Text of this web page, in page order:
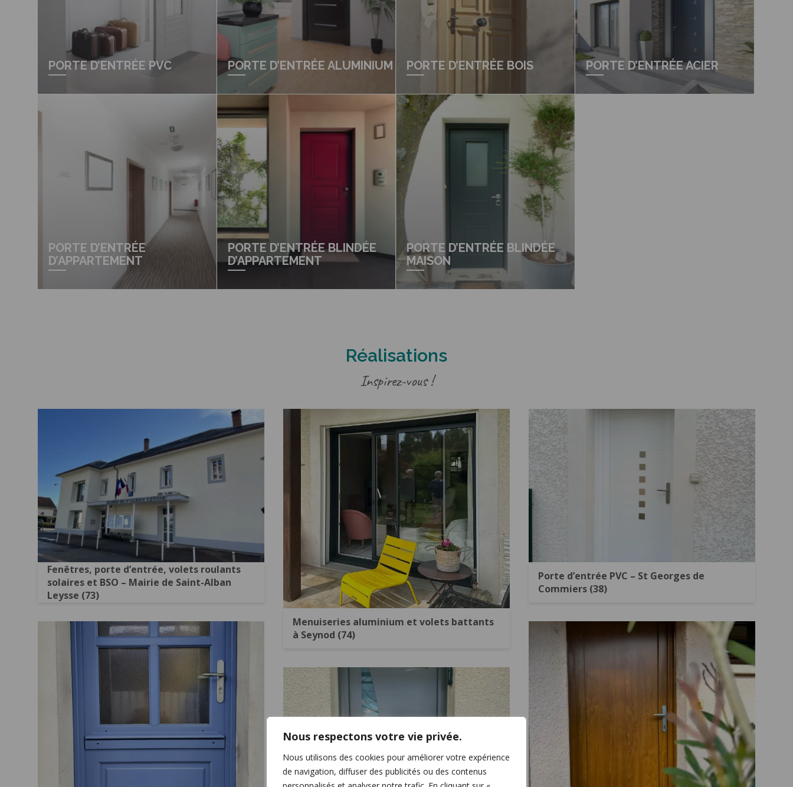
Nous respectons votre vie privée.
Nous utilisons des cookies pour améliorer votre expérience
de navigation, diffuser des publicités ou des contenus
PORTE D’ENTRÉE PVC PORTE D’ENTRÉE ALUMINIUM PORTE D’ENTRÉE BOIS PORTE D’ENTRÉE ACIER
PORTE D’ENTRÉE
D’APPARTEMENT
PORTE D’ENTRÉE BLINDÉE
D’APPARTEMENT
PORTE D’ENTRÉE BLINDÉE
MAISON
Réalisations
Inspirez-vous !
Fenêtres, porte d’entrée, volets roulants
solaires et BSO – Mairie de Saint-Alban
Leysse (73)
Menuiseries aluminium et volets battants
à Seynod (74)
Porte d’entrée PVC – St Georges de
Commiers (38)